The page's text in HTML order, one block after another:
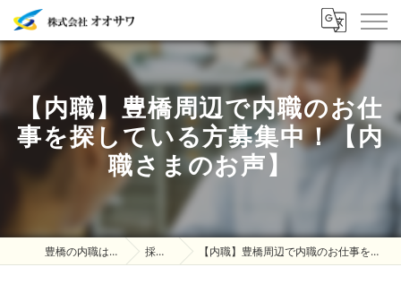
【内職】豊橋周辺で内職のお仕
事を探している方募集中！【内
職さまのお声】
豊橋の内職は株式会社オオサワ 採用ブログ 【内職】豊橋周辺で内職のお仕事を探している方募集中！【内職さまのお声】